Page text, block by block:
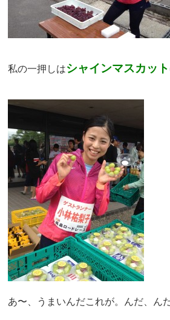
私の一押しはシャインマスカット
あ〜、うまいんだこれが。んだ、ん